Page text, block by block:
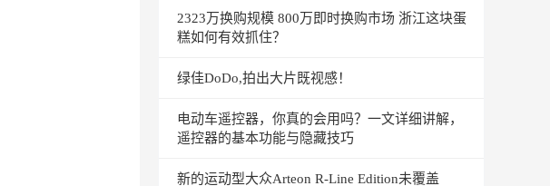
2323万换购规模 800万即时换购市场 浙江这块蛋
糕如何有效抓住？
绿佳DoDo,拍出大片既视感！
电动车遥控器，你真的会用吗？一文详细讲解，
遥控器的基本功能与隐藏技巧
新的运动型大众Arteon R-Line Edition未覆盖